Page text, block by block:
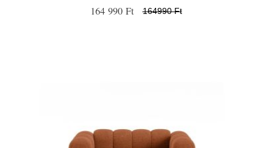
164 990 Ft 164990 Ft